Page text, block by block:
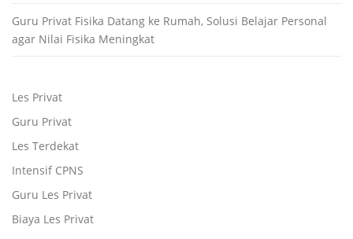
Guru Privat Fisika Datang ke Rumah, Solusi Belajar Personal
agar Nilai Fisika Meningkat
Les Privat
Guru Privat
Les Terdekat
Intensif CPNS
Guru Les Privat
Biaya Les Privat